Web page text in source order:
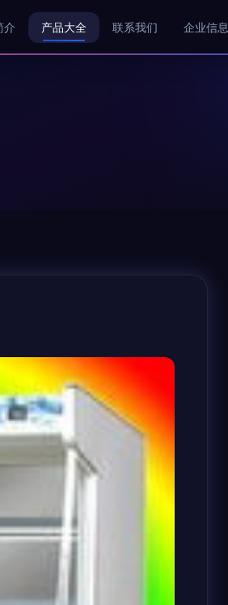
介 产品大全 联系我们 企业信息